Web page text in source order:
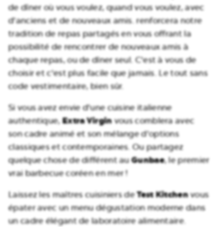
de dîner où vous voulez, quand vous voulez, avec
d'anciens et de nouveaux amis. renforcera notre
tradition de repas partagés en vous offrant la
possibilité de rencontrer de nouveaux amis à
chaque repas, ou de dîner seul. C'est à vous de
choisir et c'est plus facile que jamais. Le tout sans
code vestimentaire, bien sûr.
Si vous avez envie d'une cuisine italienne
authentique,Extra Virginvous comblera avec
son cadre animé et son mélange d'options
classiques et contemporaines. Ou partagez
quelque chose de différent auGunbae, le premier
vrai barbecue coréen en mer !
Laissez les maîtres cuisiniers deTest Kitchenvous
épater avec un menu dégustation moderne dans
un cadre élégant de laboratoire alimentaire.